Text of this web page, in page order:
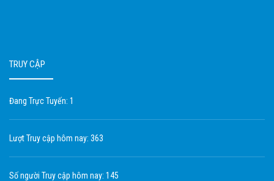
TRUY CẬP
Đang Trực Tuyến: 1
Lượt Truy cập hôm nay: 363
Số người Truy cập hôm nay: 145